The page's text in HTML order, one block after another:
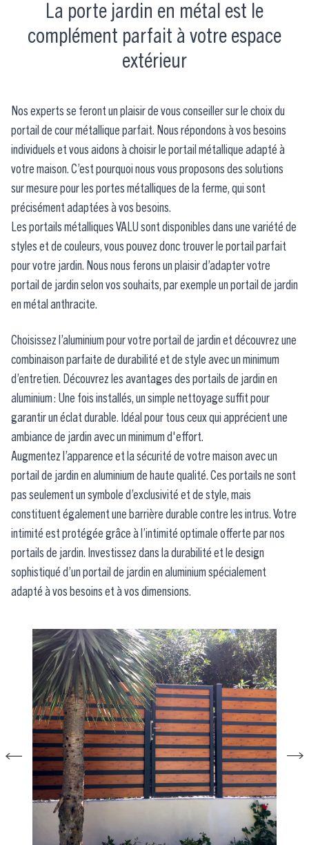
La porte jardin en métal est le
complément parfait à votre espace
extérieur
Nos experts se feront un plaisir de vous conseiller sur le choix du
portail de cour métallique parfait. Nous répondons à vos besoins
individuels et vous aidons à choisir le portail métallique adapté à
votre maison. C’est pourquoi nous vous proposons des solutions
sur mesure pour les portes métalliques de la ferme, qui sont
précisément adaptées à vos besoins.
Les portails métalliques VALU sont disponibles dans une variété de
styles et de couleurs, vous pouvez donc trouver le portail parfait
pour votre jardin. Nous nous ferons un plaisir d’adapter votre
portail de jardin selon vos souhaits, par exemple un portail de jardin
en métal anthracite.
Choisissez l’aluminium pour votre portail de jardin et découvrez une
combinaison parfaite de durabilité et de style avec un minimum
d’entretien. Découvrez les avantages des portails de jardin en
aluminium : Une fois installés, un simple nettoyage suffit pour
garantir un éclat durable. Idéal pour tous ceux qui apprécient une
ambiance de jardin avec un minimum d'effort.
Augmentez l’apparence et la sécurité de votre maison avec un
portail de jardin en aluminium de haute qualité. Ces portails ne sont
pas seulement un symbole d’exclusivité et de style, mais
constituent également une barrière durable contre les intrus. Votre
intimité est protégée grâce à l’intimité optimale offerte par nos
portails de jardin. Investissez dans la durabilité et le design
sophistiqué d’un portail de jardin en aluminium spécialement
adapté à vos besoins et à vos dimensions.